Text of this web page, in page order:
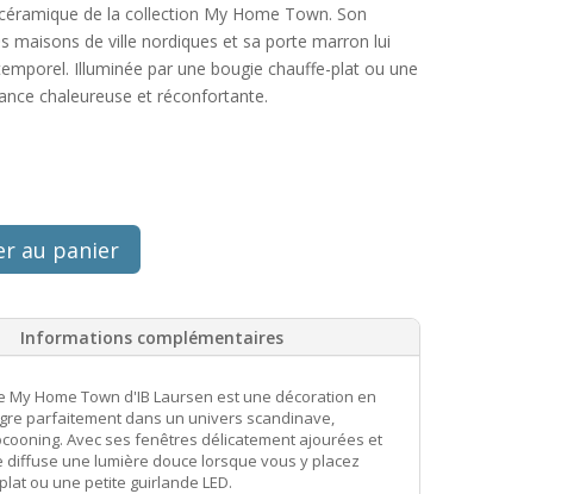
de la collection My Home Town. Son
maisons de ville nordiques et sa porte marron lui
Illuminée par une bougie chauffe-plat ou une
chaleureuse et réconfortante.
au panier
Informations complémentaires
My Home Town d'IB Laursen est une décoration en
parfaitement dans un univers scandinave,
Avec ses fenêtres délicatement ajourées et
diffuse une lumière douce lorsque vous y placez
ou une petite guirlande LED.